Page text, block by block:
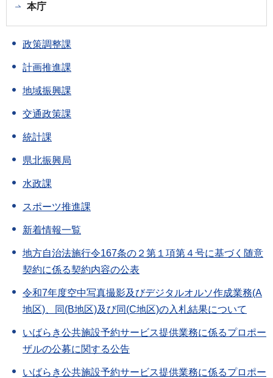
本庁
政策調整課
計画推進課
地域振興課
交通政策課
統計課
県北振興局
水政課
スポーツ推進課
新着情報一覧
地方自治法施行令167条の２第１項第４号に基づく随意
契約に係る契約内容の公表
令和7年度空中写真撮影及びデジタルオルソ作成業務(A
地区)、同(B地区)及び同(C地区)の入札結果について
いばらき公共施設予約サービス提供業務に係るプロポー
ザルの公募に関する公告
いばらき公共施設予約サービス提供業務に係るプロポー